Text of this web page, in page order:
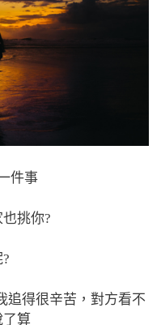
件事
挑你?
追得很辛苦，對方看不
了算